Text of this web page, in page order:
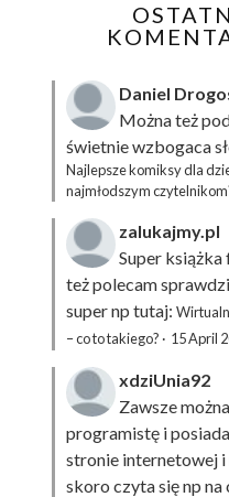
Daniel
Można też
świetnie wzbogaca
Najlepsze komiksy dla
najmłodszym
zalukajmy.pl
Super książka
też polecam
super np tutaj:
– co to takiego? · 15 April
xdziUnia92
Zawsze
programistę i
stronie internetowej i
skoro czyta się np na